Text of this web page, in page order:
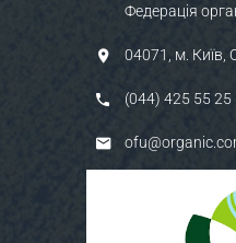
Федерація
04071, м. Київ,
(044) 425 55 25